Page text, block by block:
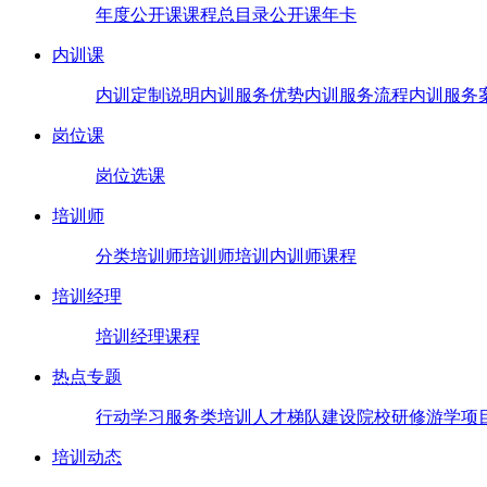
年度公开课课程总目录公开课年卡
内训课
内训定制说明内训服务优势内训服务流程内训服务
岗位课
岗位选课
培训师
分类培训师培训师培训 内训师课程
培训经理
培训经理课程
热点专题
行动学习 服务类培训 人才梯队建设院校研修游学项
培训动态